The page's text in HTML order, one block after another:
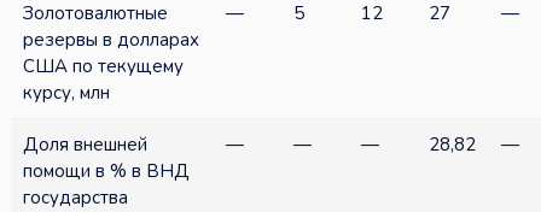
Золотовалютные
резервы в долларах
США по текущему
курсу, млн
— 5 12 27 —
Доля внешней
помощи в % в ВНД
государства
— — — 28,82 —